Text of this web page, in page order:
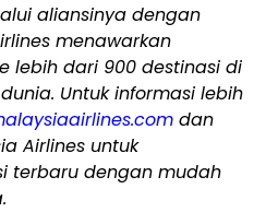
aliansinya dengan
menawarkan
lebih dari 900 destinasi di
Untuk informasi lebih
dan
Airlines untuk
terbaru dengan mudah